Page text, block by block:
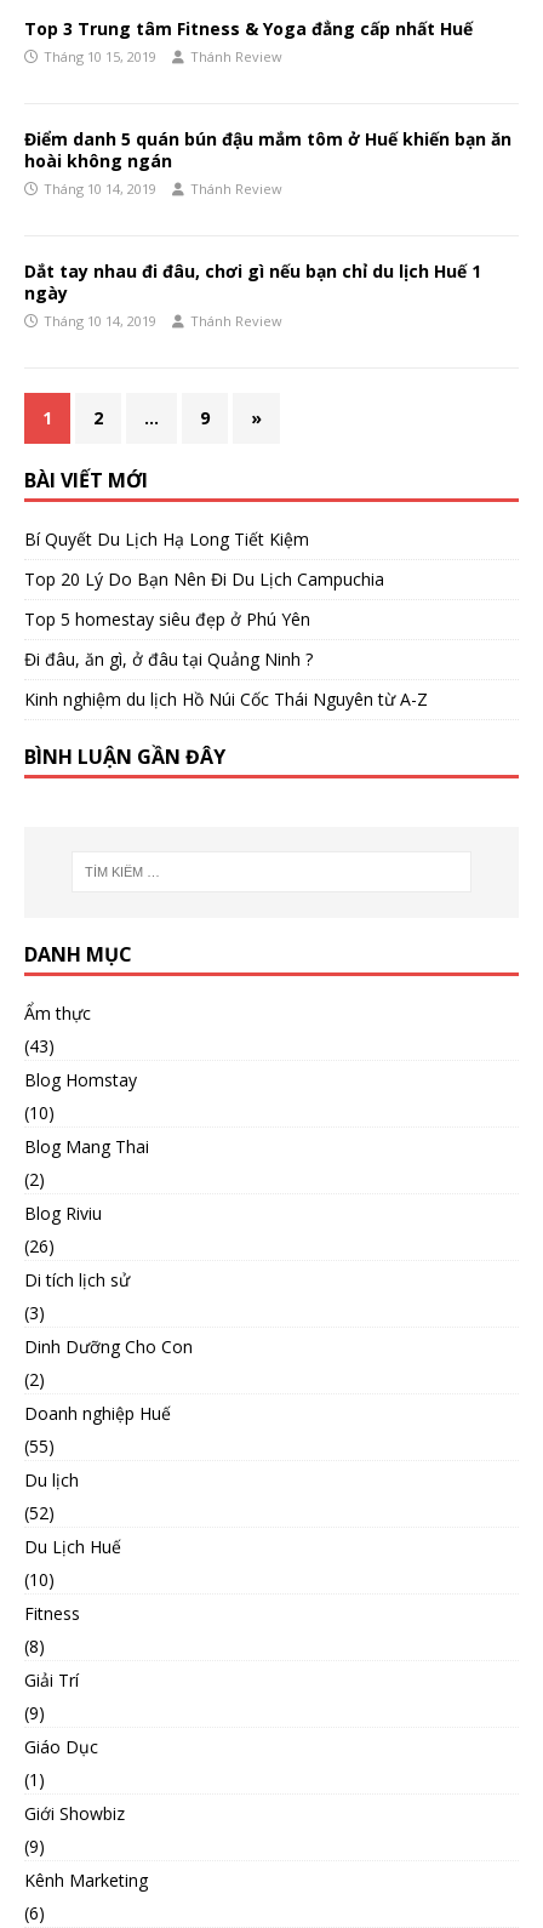
Top 3 Trung tâm Fitness & Yoga đẳng cấp nhất Huế
Tháng 10 15, 2019 Thánh Review
Điểm danh 5 quán bún đậu mắm tôm ở Huế khiến bạn ăn
hoài không ngán
Tháng 10 14, 2019 Thánh Review
Dắt tay nhau đi đâu, chơi gì nếu bạn chỉ du lịch Huế 1
ngày
Tháng 10 14, 2019 Thánh Review
1 2 … 9 »
BÀI VIẾT MỚI
Bí Quyết Du Lịch Hạ Long Tiết Kiệm
Top 20 Lý Do Bạn Nên Đi Du Lịch Campuchia
Top 5 homestay siêu đẹp ở Phú Yên
Đi đâu, ăn gì, ở đâu tại Quảng Ninh ?
Kinh nghiệm du lịch Hồ Núi Cốc Thái Nguyên từ A-Z
BÌNH LUẬN GẦN ĐÂY
DANH MỤC
Ẩm thực
(43)
Blog Homstay
(10)
Blog Mang Thai
(2)
Blog Riviu
(26)
Di tích lịch sử
(3)
Dinh Dưỡng Cho Con
(2)
Doanh nghiệp Huế
(55)
Du lịch
(52)
Du Lịch Huế
(10)
Fitness
(8)
Giải Trí
(9)
Giáo Dục
(1)
Giới Showbiz
(9)
Kênh Marketing
(6)